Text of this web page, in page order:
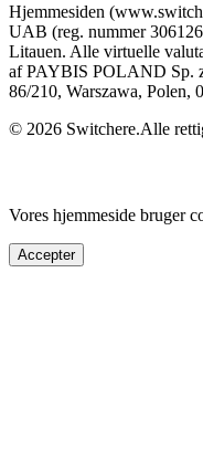
Hjemmesiden
UAB (reg. nummer
Litauen. Alle virtuelle
af PAYBIS POLAND Sp.
86/210, Warszawa, Polen,
© 2026 Switchere.Alle
Vores hjemmeside bruger
Accepter